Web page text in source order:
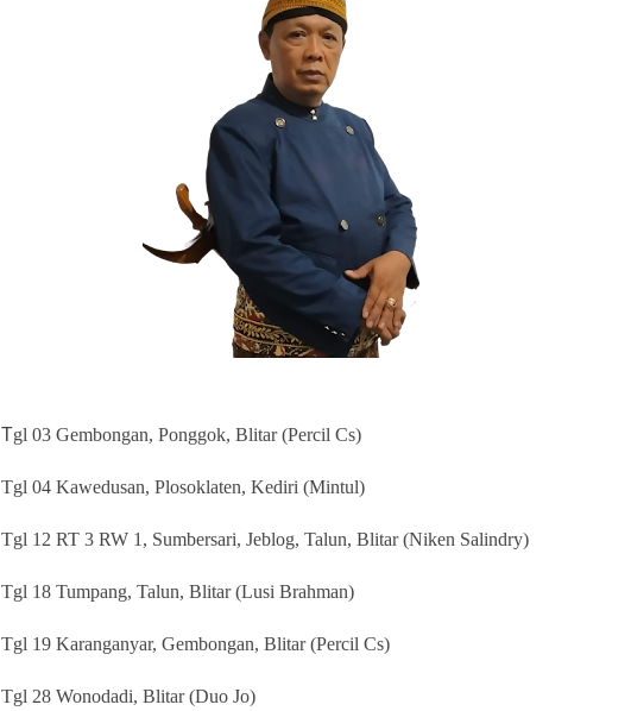
Tgl 03 Gembongan, Ponggok, Blitar (Percil Cs)
Tgl 04 Kawedusan, Plosoklaten, Kediri (Mintul)
Tgl 12 RT 3 RW 1, Sumbersari, Jeblog, Talun, Blitar (Niken Salindry)
Tgl 18 Tumpang, Talun, Blitar (Lusi Brahman)
Tgl 19 Karanganyar, Gembongan, Blitar (Percil Cs)
Tgl 28 Wonodadi, Blitar (Duo Jo)